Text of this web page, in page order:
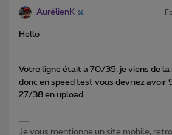
AurélienK
Hello
Votre ligne était a 70/35. je viens de
donc en speed test vous devriez avoir
27/38 en upload
Je vous mentionne un site mobile,